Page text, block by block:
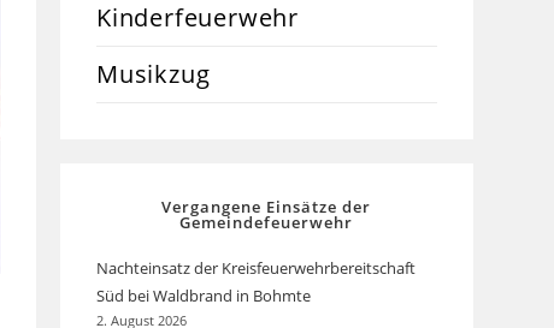
Kinderfeuerwehr
Musikzug
Vergangene Einsätze der
Gemeindefeuerwehr
Nachteinsatz der Kreisfeuerwehrbereitschaft
Süd bei Waldbrand in Bohmte
2. August 2026